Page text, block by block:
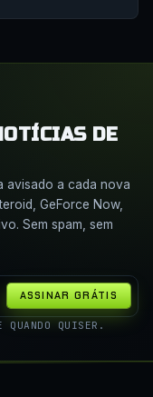
DE
avisado a cada nova
GeForce Now,
Sem spam, sem
ASSINAR GRÁTIS
QUANDO QUISER.